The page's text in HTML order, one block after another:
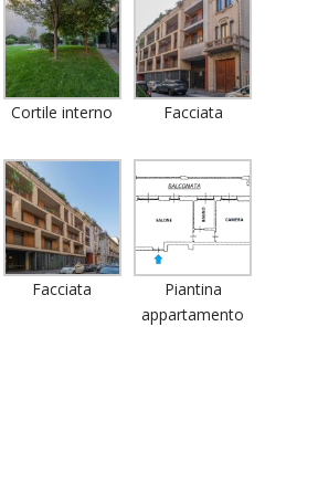
Cortile interno Facciata
Facciata
Piantina
appartamento